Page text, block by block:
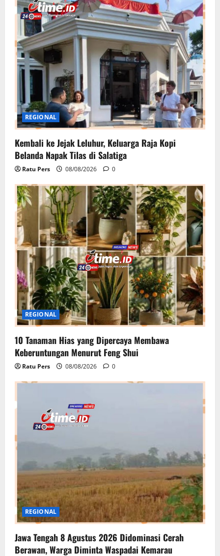
REGIONAL
Kembali ke Jejak Leluhur, Keluarga Raja Kopi
Belanda Napak Tilas di Salatiga
Ratu Pers 08/08/2026 0
REGIONAL
10 Tanaman Hias yang Dipercaya Membawa
Keberuntungan Menurut Feng Shui
Ratu Pers 08/08/2026 0
REGIONAL
Jawa Tengah 8 Agustus 2026 Didominasi Cerah
Berawan, Warga Diminta Waspadai Kemarau